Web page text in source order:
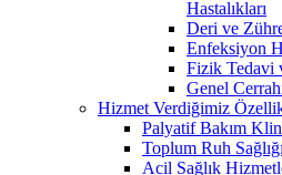
Hastalıkları
Deri ve
Enfeksiyon
Fizik Tedavi
Genel
Hizmet Verdiğimiz
Palyatif Bakım
Toplum Ruh
Acil Sağlık